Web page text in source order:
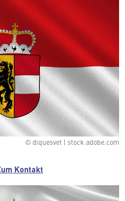
© diquesvet | stock.adobe.com
Kontakt